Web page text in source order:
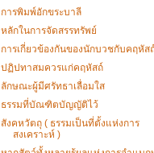
การพิมพ์อักขระบาลี
หลักในการจัดสรรทรัพย์
การเกี่ยวข้องกันของนักบวชกับคฤหัส
ปฏิปทาสมควรแก่คฤหัสถ์
ลักษณะผู้มีศรัทธาเลื่อมใส
ธรรมที่บัณฑิตบัญญัติไว้
สังคหวัตถุ ( ธรรมเป็นที่ตั้งแห่งการ
สงเคราะห์ )